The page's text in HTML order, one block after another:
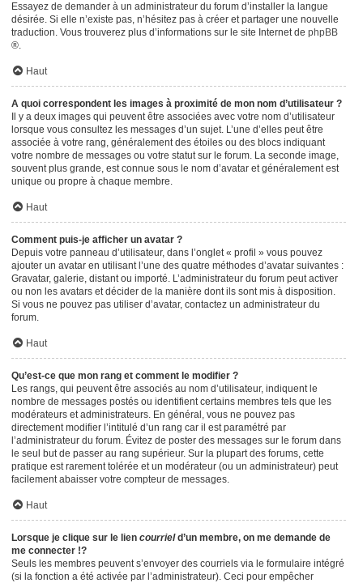
Essayez de demander à un administrateur du forum d’installer la langue
désirée. Si elle n’existe pas, n’hésitez pas à créer et partager une nouvelle
traduction. Vous trouverez plus d’informations sur le site Internet de phpBB
®.
Haut
A quoi correspondent les images à proximité de mon nom d’utilisateur ?
Il y a deux images qui peuvent être associées avec votre nom d’utilisateur
lorsque vous consultez les messages d’un sujet. L’une d’elles peut être
associée à votre rang, généralement des étoiles ou des blocs indiquant
votre nombre de messages ou votre statut sur le forum. La seconde image,
souvent plus grande, est connue sous le nom d’avatar et généralement est
unique ou propre à chaque membre.
Haut
Comment puis-je afficher un avatar ?
Depuis votre panneau d’utilisateur, dans l’onglet « profil » vous pouvez
ajouter un avatar en utilisant l’une des quatre méthodes d’avatar suivantes :
Gravatar, galerie, distant ou importé. L’administrateur du forum peut activer
ou non les avatars et décider de la manière dont ils sont mis à disposition.
Si vous ne pouvez pas utiliser d’avatar, contactez un administrateur du
forum.
Haut
Qu’est-ce que mon rang et comment le modifier ?
Les rangs, qui peuvent être associés au nom d’utilisateur, indiquent le
nombre de messages postés ou identifient certains membres tels que les
modérateurs et administrateurs. En général, vous ne pouvez pas
directement modifier l’intitulé d’un rang car il est paramétré par
l’administrateur du forum. Évitez de poster des messages sur le forum dans
le seul but de passer au rang supérieur. Sur la plupart des forums, cette
pratique est rarement tolérée et un modérateur (ou un administrateur) peut
facilement abaisser votre compteur de messages.
Haut
Lorsque je clique sur le lien courrield’un membre, on me demande de
me connecter !?
Seuls les membres peuvent s’envoyer des courriels via le formulaire intégré
(si la fonction a été activée par l’administrateur). Ceci pour empêcher